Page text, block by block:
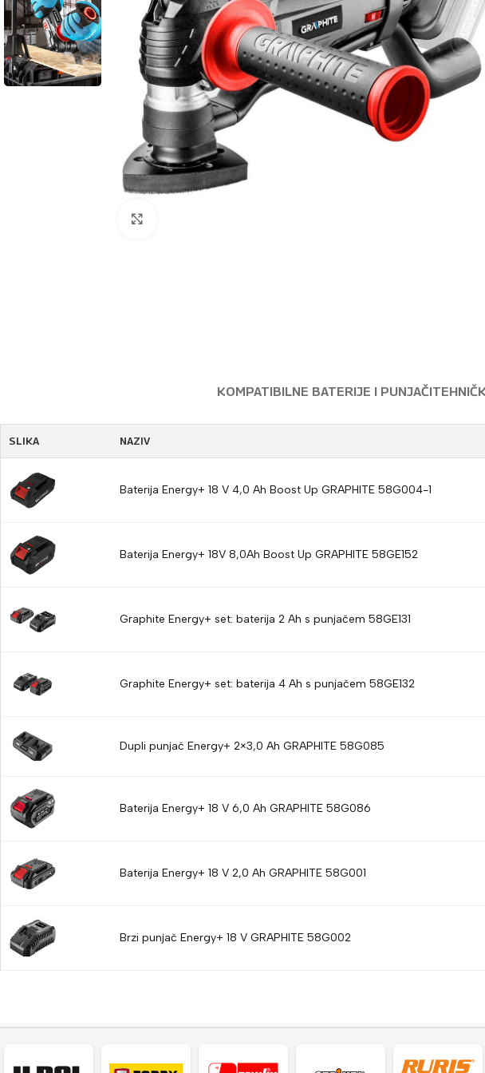
KOMPATIBILNE BATERIJE I PUNJAČI
SLIKA NAZIV
Baterija Energy+ 18 V 4,0 Ah Boost Up GRAPHITE 58G004-1
Baterija Energy+ 18V 8,0Ah Boost Up GRAPHITE 58GE152
Graphite Energy+ set: baterija 2 Ah s punjačem 58GE131
Graphite Energy+ set: baterija 4 Ah s punjačem 58GE132
Dupli punjač Energy+ 2×3,0 Ah GRAPHITE 58G085
Baterija Energy+ 18 V 6,0 Ah GRAPHITE 58G086
Baterija Energy+ 18 V 2,0 Ah GRAPHITE 58G001
Brzi punjač Energy+ 18 V GRAPHITE 58G002